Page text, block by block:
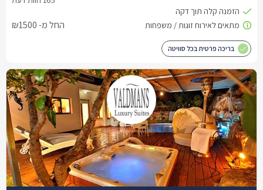
החל מ- ₪1500
בריכה פרטית בכל סוויטה